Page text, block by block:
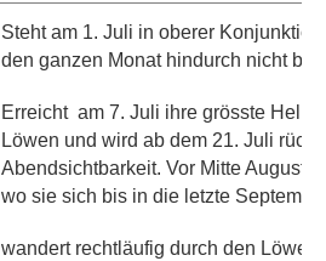
Steht am 1. Juli in oberer
den ganzen Monat hindurch nicht
Erreicht am 7. Juli ihre grösste
Löwen und wird ab dem 21. Juli
Abendsichtbarkeit. Vor Mitte August
wo sie sich bis in die letzte
wandert rechtläufig durch den